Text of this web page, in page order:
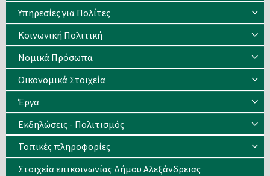
Υπηρεσίες για Πολίτες
Κοινωνική Πολιτική
Νομικά Πρόσωπα
Οικονομικά Στοιχεία
Έργα
Εκδηλώσεις - Πολιτισμός
Τοπικές πληροφορίες
Στοιχεία επικοινωνίας Δήμου Αλεξάνδρειας